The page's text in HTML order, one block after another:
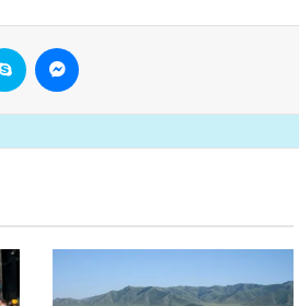
Skype